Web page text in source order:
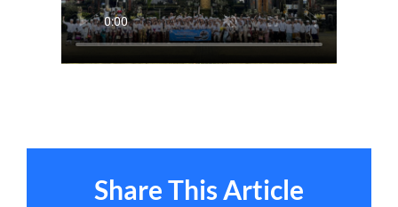
Share This Article